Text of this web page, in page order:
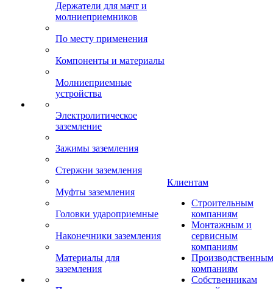
Держатели для мачт и
молниеприемников
По месту применения
Компоненты и материалы
Молниеприемные
устройства
Электролитическое
заземление
Зажимы заземления
Стержни заземления
Муфты заземления
Головки удароприемные
Наконечники заземления
Материалы для
заземления
Клиентам
Строительным
компаниям
Монтажным и
сервисным
компаниям
Производственным
компаниям
Собственникам